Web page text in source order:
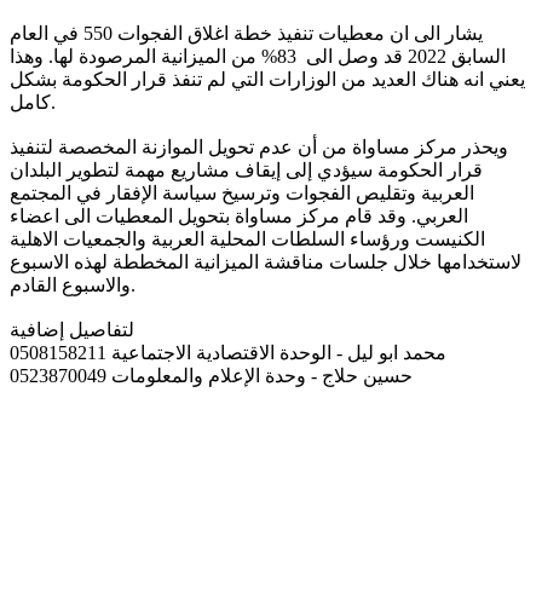
يشار الى ان معطيات تنفيذ خطة اغلاق الفجوات 550 في العام
السابق 2022 قد وصل الى 83% من الميزانية المرصودة لها. وهذا
يعني انه هناك العديد من الوزارات التي لم تنفذ قرار الحكومة بشكل
كامل.
ويحذر مركز مساواة من أن عدم تحويل الموازنة المخصصة لتنفيذ
قرار الحكومة سيؤدي إلى إيقاف مشاريع مهمة لتطوير البلدان
العربية وتقليص الفجوات وترسيخ سياسة الإفقار في المجتمع
العربي. وقد قام مركز مساواة بتحويل المعطيات الى اعضاء
الكنيست ورؤساء السلطات المحلية العربية والجمعيات الاهلية
لاستخدامها خلال جلسات مناقشة الميزانية المخططة لهذه الاسبوع
والاسبوع القادم.
محمد ابو ليل - الوحدة الاقتصادية الاجتماعية 0508158211
حسين حلاج - وحدة الإعلام والمعلومات 0523870049